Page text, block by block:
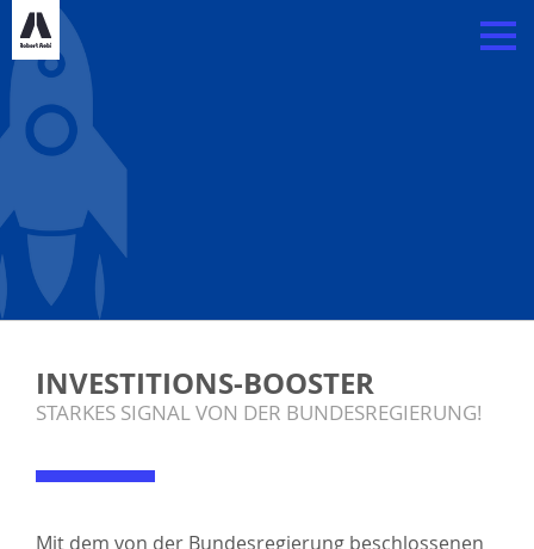
INVESTITIONS-BOOSTER
STARKES SIGNAL VON DER BUNDESREGIERUNG!
Mit dem von der Bundesregierung beschlossenen